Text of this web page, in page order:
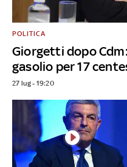
Giorgetti dopo
gasolio per 17
POLITICA
27 lug - 19:20